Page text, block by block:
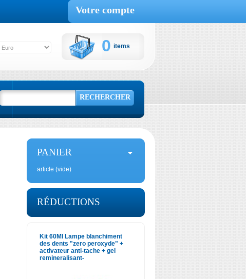
Votre compte
0 items
RECHERCHER
PANIER
article (vide)
RÉDUCTIONS
Kit 60Ml Lampe blanchiment
des dents "zero peroxyde" +
activateur anti-tache + gel
remineralisant-